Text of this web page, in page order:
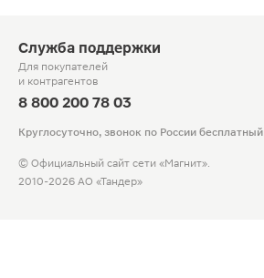
Служба поддержки
Для покупателей
и контрагентов
8 800 200 78 03
Круглосуточно, звонок по России бесплатный
© Официальный сайт сети «Магнит».
2010-2026 АО «Тандер»